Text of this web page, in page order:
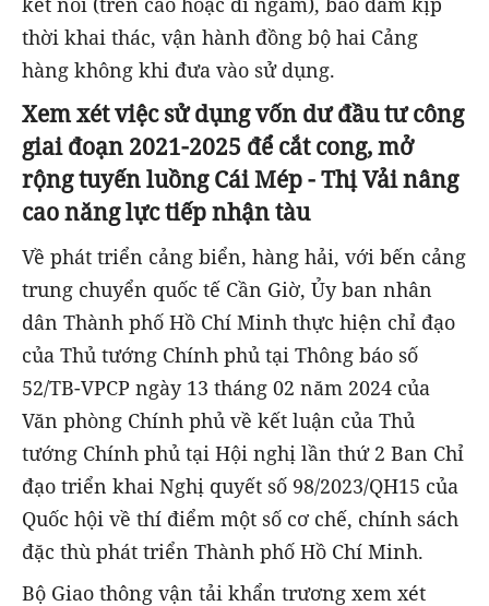
thời khai thác, vận hành đồng bộ hai Cảng
hàng không khi đưa vào sử dụng.
Xem xét việc sử dụng vốn dư đầu tư công
giai đoạn 2021-2025 để cắt cong, mở
rộng tuyến luồng Cái Mép - Thị Vải nâng
cao năng lực tiếp nhận tàu
Về phát triển cảng biển, hàng hải, với bến cảng
trung chuyển quốc tế Cần Giờ, Ủy ban nhân
dân Thành phố Hồ Chí Minh thực hiện chỉ đạo
của Thủ tướng Chính phủ tại Thông báo số
52/TB-VPCP ngày 13 tháng 02 năm 2024 của
Văn phòng Chính phủ về kết luận của Thủ
tướng Chính phủ tại Hội nghị lần thứ 2 Ban Chỉ
đạo triển khai Nghị quyết số 98/2023/QH15 của
Quốc hội về thí điểm một số cơ chế, chính sách
đặc thù phát triển Thành phố Hồ Chí Minh.
Bộ Giao thông vận tải khẩn trương xem xét